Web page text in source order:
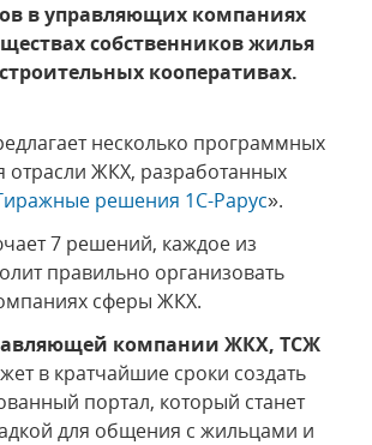
в управляющих компаниях
собственников жилья
кооперативах.
несколько программных
отрасли ЖКХ, разработанных
решения 1С-Рарус».
7 решений, каждое из
правильно организовать
сферы ЖКХ.
компании ЖКХ, ТСЖ
в кратчайшие сроки создать
портал, который станет
для общения с жильцами и